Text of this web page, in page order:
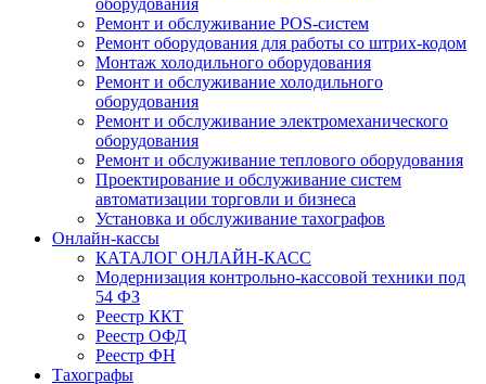
оборудования
Ремонт и обслуживание POS-систем
Ремонт оборудования для работы со штрих-кодом
Монтаж холодильного оборудования
Ремонт и обслуживание холодильного
оборудования
Ремонт и обслуживание электромеханического
оборудования
Ремонт и обслуживание теплового оборудования
Проектирование и обслуживание систем
автоматизации торговли и бизнеса
Установка и обслуживание тахографов
Онлайн-кассы
КАТАЛОГ ОНЛАЙН-КАСС
Модернизация контрольно-кассовой техники под
54 ФЗ
Реестр ККТ
Реестр ОФД
Реестр ФН
Тахографы